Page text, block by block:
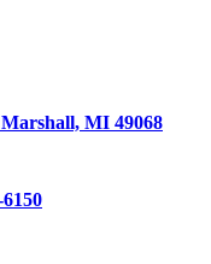
MI 49068